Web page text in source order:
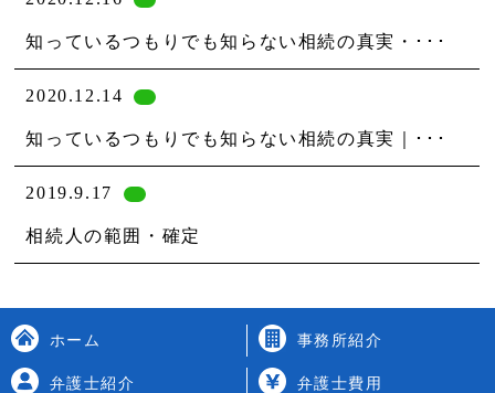
知っているつもりでも知らない相続の真実・･･･
2020.12.14
知っているつもりでも知らない相続の真実｜･･･
2019.9.17
相続人の範囲・確定
ホーム 事務所紹介
弁護士紹介 弁護士費用